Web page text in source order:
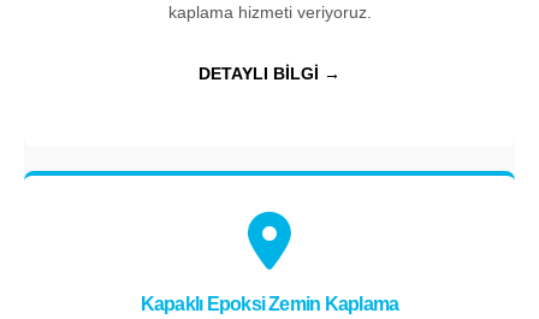
kaplama hizmeti veriyoruz.
DETAYLI BİLGİ →
Kapaklı Epoksi Zemin Kaplama